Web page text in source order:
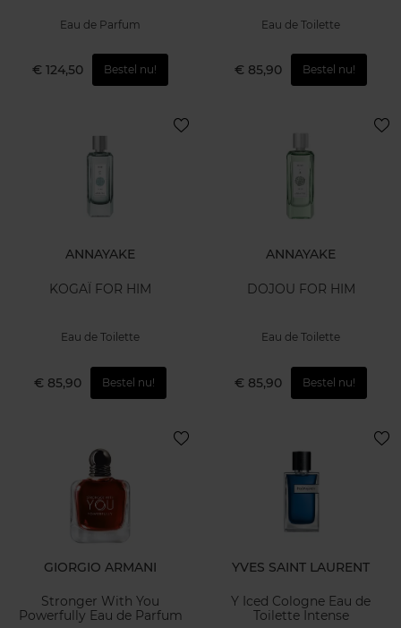
Eau de Parfum
€ 124,50 Bestel nu!
Eau de Toilette
€ 85,90 Bestel nu!
ANNAYAKE
KOGAÏ FOR HIM
Eau de Toilette
€ 85,90 Bestel nu!
ANNAYAKE
DOJOU FOR HIM
Eau de Toilette
€ 85,90 Bestel nu!
GIORGIO ARMANI
Stronger With You
Powerfully Eau de Parfum
YVES SAINT LAURENT
Y Iced Cologne Eau de
Toilette Intense